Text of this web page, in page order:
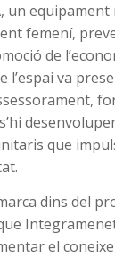
un
femení,
de
l’espai va
que
dins del
el